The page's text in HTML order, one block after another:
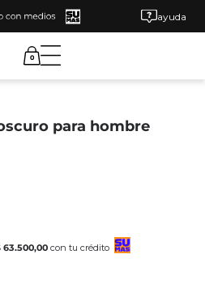
ayuda
0
para hombre
63.500,00 con tu crédito